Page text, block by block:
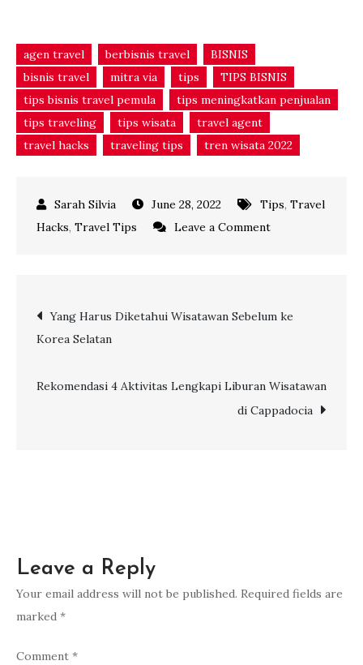
agen travel berbisnis travel
BISNIS
bisnis travel
mitra via tips
TIPS BISNIS
tips bisnis travel pemula
tips meningkatkan penjualan
tips traveling
tips wisata
travel agent
travel hacks
traveling tips tren wisata 2022
June 28, 2022 Tips, Travel
Hacks, Travel Tips Leave a Commenton
Yang
Budget
Traveling
Post
Yang Harus Diketahui Wisatawan Sebelum ke
Korea Selatan
Rekomendasi 4 Aktivitas Lengkapi Liburan Wisatawan
di Cappadocia
Leave a Reply
Your email address will not be published. Required fields are
marked *
Comment *